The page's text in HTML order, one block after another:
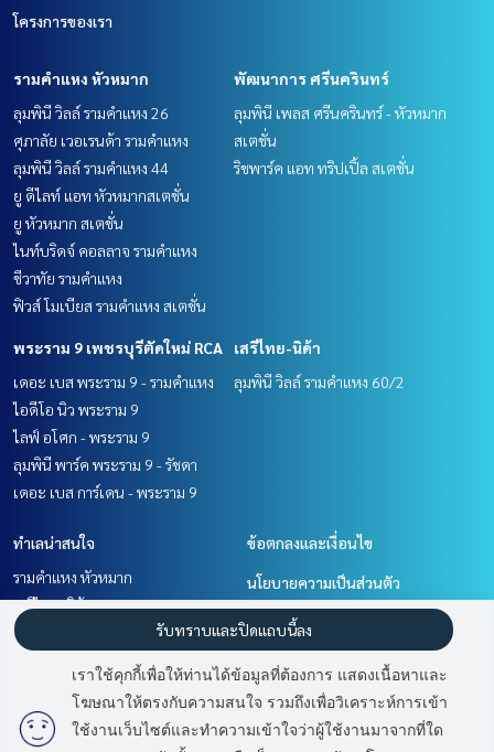
มี2คนกำลังดูประกาศนี้
โครงการของเรา
รามคำแหง หัวหมาก
ลุมพินี วิลล์ รามคำแหง 26
ศุภาลัย เวอเรนด้า รามคำแหง
ลุมพินี วิลล์ รามคำแหง 44
ยู ดีไลท์ แอท หัวหมากสเตชั่น
ยู หัวหมาก สเตชั่น
ไนท์บริดจ์ คอลลาจ รามคำแหง
ชีวาทัย รามคำแหง
ฟิวส์ โมเบียส รามคำแหง สเตชั่น
พัฒนาการ ศรีนครินทร์
ลุมพินี เพลส ศรีนครินทร์ - หัวหมาก
สเตชั่น
ริชพาร์ค แอท ทริปเปิ้ล สเตชั่น
พระราม 9 เพชรบุรีตัดใหม่ RCA
เดอะ เบส พระราม 9 - รามคำแหง
ไอดีโอ นิว พระราม 9
ไลฟ์ อโศก - พระราม 9
ลุมพินี พาร์ค พระราม 9 - รัชดา
เดอะ เบส การ์เดน - พระราม 9
เสรีไทย-นิด้า
ลุมพินี วิลล์ รามคำแหง 60/2
ทำเลน่าสนใจ
รามคำแหง หัวหมาก
เสรีไทย-นิด้า
พัฒนาการ ศรีนครินทร์
พระราม 9 เพชรบุรีตัดใหม่ RCA
ข้อตกลงและเงื่อนไข
นโยบายความเป็นส่วนตัว
เกี่ยวกับเรา
วิธีการฝากขาย-เช่า
ติดต่อ
เราใช้คุกกี้เพื่อให้ท่านได้ข้อมูลที่ต้องการ แสดงเนื้อหาและ
โฆษณาให้ตรงกับความสนใจ รวมถึงเพื่อวิเคราะห์การเข้า
ใช้งานเว็บไซต์และทำความเข้าใจว่าผู้ใช้งานมาจากที่ใด
รับทราบและปิดแถบนี้ลง